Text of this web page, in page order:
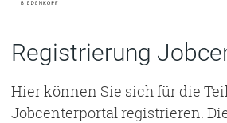
Registrierung
Hier können Sie sich für die
Jobcenterportal registrieren.